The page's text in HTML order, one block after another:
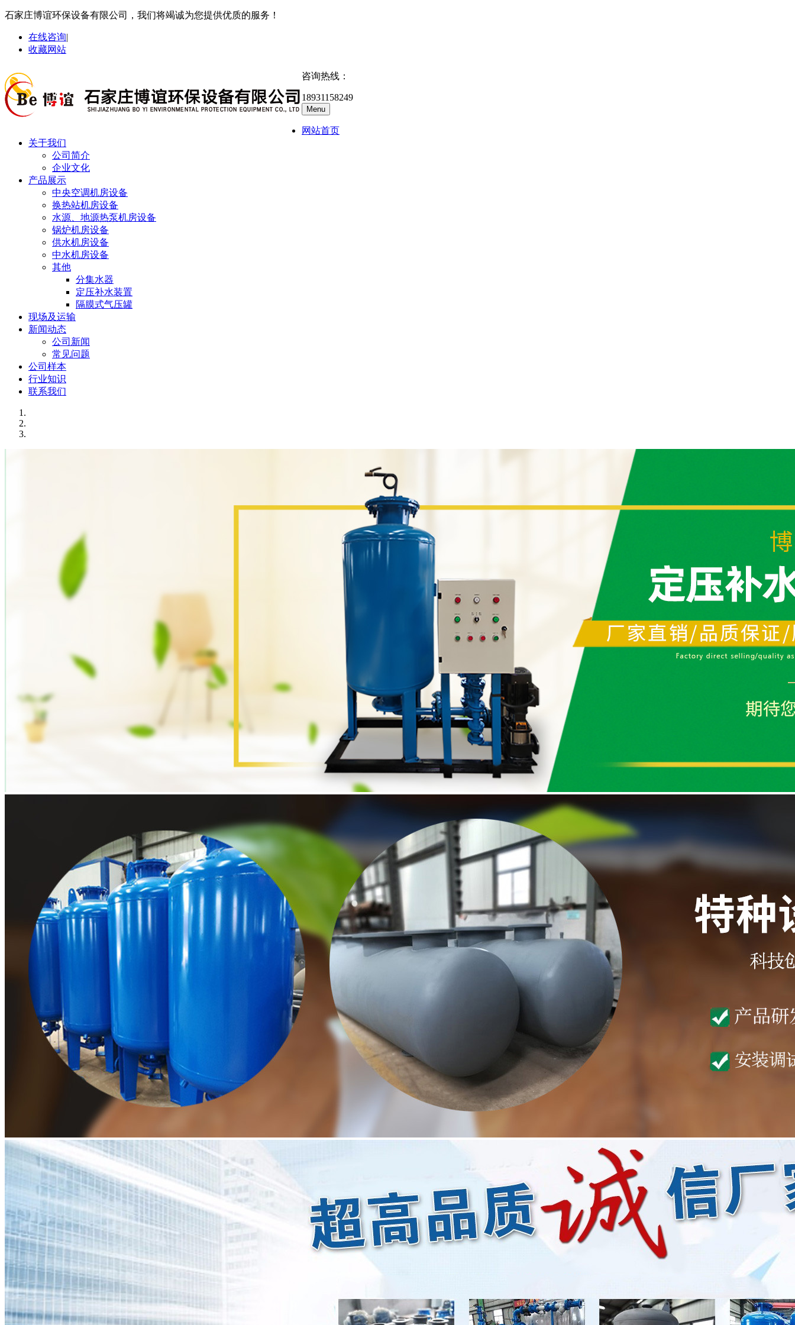
石家庄博谊环保设备有限公司，我们将竭诚为您提供优质的服务！
在线咨询|
收藏网站
咨询热线：
18931158249
Menu
网站首页
关于我们
公司简介
企业文化
产品展示
中央空调机房设备
换热站机房设备
水源、地源热泵机房设备
锅炉机房设备
供水机房设备
中水机房设备
其他
分集水器
定压补水装置
隔膜式气压罐
现场及运输
新闻动态
公司新闻
常见问题
公司样本
行业知识
联系我们